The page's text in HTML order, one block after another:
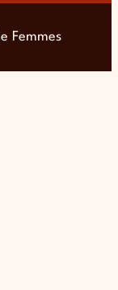
Femmes